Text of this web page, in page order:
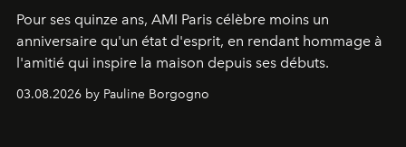
Pour ses quinze ans, AMI Paris célèbre moins un
anniversaire qu'un état d'esprit, en rendant hommage à
l'amitié qui inspire la maison depuis ses débuts.
03.08.2026 by Pauline Borgogno